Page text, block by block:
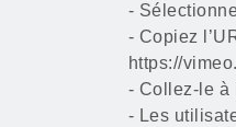
-
- Copiez
https://
- Collez-le à
- Les